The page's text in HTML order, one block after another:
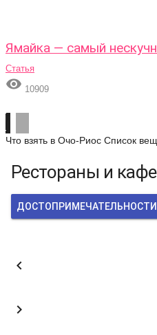
Ямайка — самый
Статья
 10909
Что взять в Очо-Риос Список
Рестораны и
ДОСТОПРИМЕЧАТЕЛЬНОСТИ

